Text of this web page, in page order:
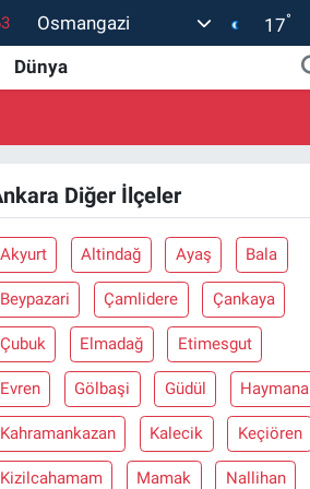
Osmangazi 17°
Dünya
Diğer İlçeler
Akyurt Altindağ Ayaş Bala
Beypazari Çamlidere Çankaya
Çubuk Elmadağ Etimesgut
Evren Gölbaşi Güdül Haymana
Kahramankazan Kalecik Keçiören
Kizilcahamam Mamak Nallihan